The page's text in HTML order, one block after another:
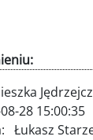
28 15:00:35
Łukasz